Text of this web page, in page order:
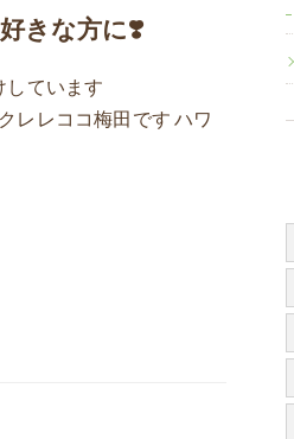
きな方に❣️
ています
レレココ梅田です ハワ